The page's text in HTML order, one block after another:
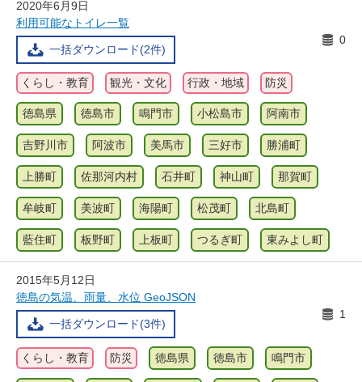
2020年6月9日
利用可能なトイレ一覧
一括ダウンロード(2件)
0
くらし・教育 観光・文化 行政・地域 防災
徳島県 徳島市 鳴門市 小松島市 阿南市
吉野川市 阿波市 美馬市 三好市 勝浦町
上勝町 佐那河内村 石井町 神山町 那賀町
牟岐町 美波町 海陽町 松茂町 北島町
藍住町 板野町 上板町 つるぎ町 東みよし町
2015年5月12日
徳島の気温、雨量、水位 GeoJSON
一括ダウンロード(3件)
1
くらし・教育 防災 徳島県 徳島市 鳴門市